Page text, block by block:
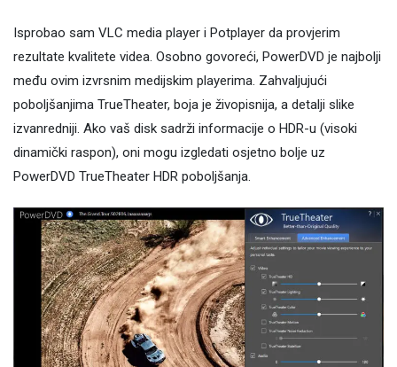
Isprobao sam VLC media player i Potplayer da provjerim
rezultate kvalitete videa. Osobno govoreći, PowerDVD je najbolji
među ovim izvrsnim medijskim playerima. Zahvaljujući
poboljšanjima TrueTheater, boja je živopisnija, a detalji slike
izvanredniji. Ako vaš disk sadrži informacije o HDR-u (visoki
dinamički raspon), oni mogu izgledati osjetno bolje uz
PowerDVD TrueTheater HDR poboljšanja.